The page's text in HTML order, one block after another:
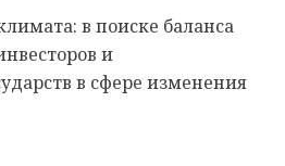
в поиске баланса
и
в сфере изменения